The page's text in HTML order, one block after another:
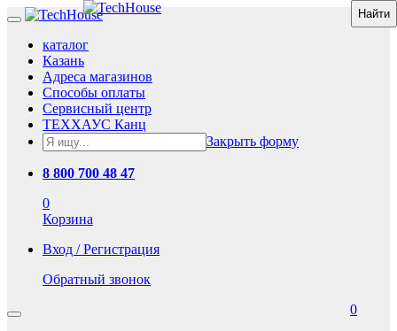
каталог
Казань
Адреса магазинов
Способы оплаты
Сервисный центр
ТЕХХАУС Канц
Закрыть форму
8 800 700 48 47
0
Корзина
Вход / Регистрация
Обратный звонок
0